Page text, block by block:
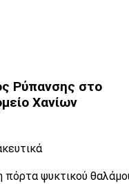
Ρύπανσης στο
Χανίων
πόρτα ψυκτικού